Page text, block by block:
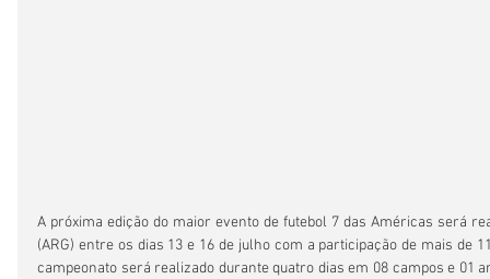
A próxima edição do maior evento de futebol 7 das Américas será
(ARG) entre os dias 13 e 16 de julho com a participação de mais de
campeonato será realizado durante quatro dias em 08 campos e 01